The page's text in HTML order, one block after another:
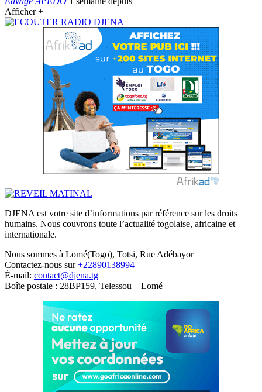
Afficher +
DJENA est votre site d’informations par référence sur les droits
humains. Nous couvrons toute l’actualité togolaise, africaine et
internationale.
Nous sommes à Lomé(Togo), Totsi, Rue Adébayor
Contactez-nous sur+22890138994
É-mail: contact@djena.tg
Boîte postale : 28BP159, Telessou – Lomé